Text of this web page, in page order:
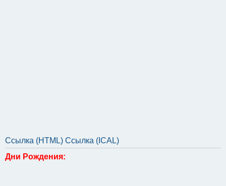
Ссылка (HTML) Ссылка (ICAL)
Дни Рождения: